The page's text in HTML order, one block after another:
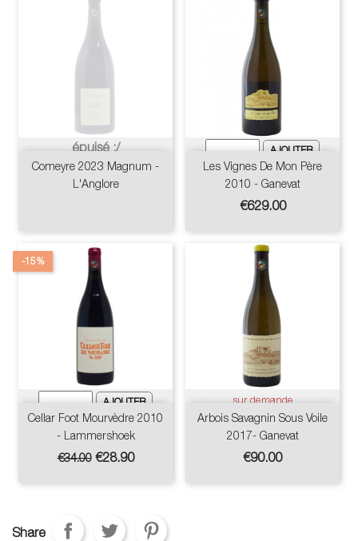
épuisé :/
Comeyre 2023 Magnum -
L'Anglore
Les Vignes De Mon Père
2010 - Ganevat
Price
€629.00
Cellar Foot Mourvèdre 2010
- Lammershoek
Regular
€34.00
-15%
Price
€28.90
sur demande
Arbois Savagnin Sous Voile
2017- Ganevat
Price
€90.00
Share